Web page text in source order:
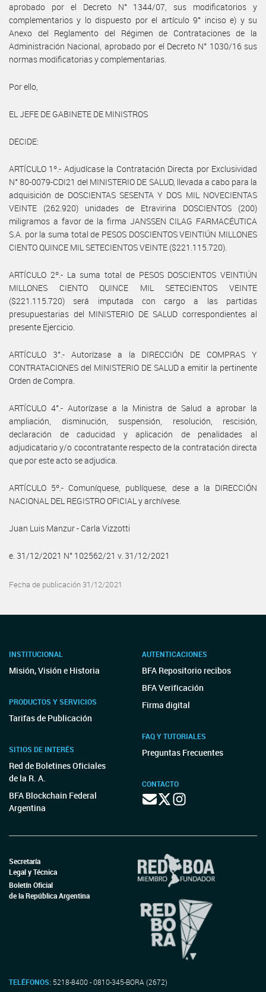
aprobado por el Decreto N° 1344/07, sus modificatorios y
complementarios y lo dispuesto por el artículo 9° inciso e) y su
Anexo del Reglamento del Régimen de Contrataciones de la
Administración Nacional, aprobado por el Decreto N° 1030/16 sus
normas modificatorias y complementarias.
Por ello,
EL JEFE DE GABINETE DE MINISTROS
DECIDE:
ARTÍCULO 1º.- Adjudícase la Contratación Directa por Exclusividad
N° 80-0079-CDI21 del MINISTERIO DE SALUD, llevada a cabo para la
adquisición de DOSCIENTAS SESENTA Y DOS MIL NOVECIENTAS
VEINTE (262.920) unidades de Etravirina DOSCIENTOS (200)
miligramos a favor de la firma JANSSEN CILAG FARMACÉUTICA
S.A. por la suma total de PESOS DOSCIENTOS VEINTIÚN MILLONES
CIENTO QUINCE MIL SETECIENTOS VEINTE ($221.115.720).
ARTÍCULO 2º.- La suma total de PESOS DOSCIENTOS VEINTIÚN
MILLONES CIENTO QUINCE MIL SETECIENTOS VEINTE
($221.115.720) será imputada con cargo a las partidas
presupuestarias del MINISTERIO DE SALUD correspondientes al
presente Ejercicio.
ARTÍCULO 3°.- Autorízase a la DIRECCIÓN DE COMPRAS Y
CONTRATACIONES del MINISTERIO DE SALUD a emitir la pertinente
Orden de Compra.
ARTÍCULO 4°.- Autorízase a la Ministra de Salud a aprobar la
ampliación, disminución, suspensión, resolución, rescisión,
declaración de caducidad y aplicación de penalidades al
adjudicatario y/o cocontratante respecto de la contratación directa
que por este acto se adjudica.
ARTÍCULO 5º.- Comuníquese, publíquese, dese a la DIRECCIÓN
NACIONAL DEL REGISTRO OFICIAL y archívese.
Juan Luis Manzur - Carla Vizzotti
e. 31/12/2021 N° 102562/21 v. 31/12/2021
Fecha de publicación 31/12/2021
INSTITUCIONAL
Misión, Visión e Historia
PRODUCTOS Y SERVICIOS
Tarifas de Publicación
SITIOS DE INTERÉS
Red de Boletines Oficiales
de la R. A.
BFA Blockchain Federal
Argentina
AUTENTICACIONES
BFA Repositorio recibos
BFA Verificación
Firma digital
FAQ Y TUTORIALES
Preguntas Frecuentes
CONTACTO
Secretaría
Legal y Técnica
Boletín Oficial
de la República Argentina
TELÉFONOS: 5218-8400 - 0810-345-BORA (2672)